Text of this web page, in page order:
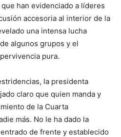
han evidenciado a líderes
accesoria al interior de la
una intensa lucha
algunos grupos y el
pura.
la presidenta
claro que quien manda y
de la Cuarta
más. No le ha dado la
de frente y establecido